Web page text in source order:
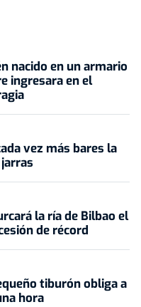
nacido en un armario
ingresara en el
vez más bares la
la ría de Bilbao el
de récord
tiburón obliga a
hora